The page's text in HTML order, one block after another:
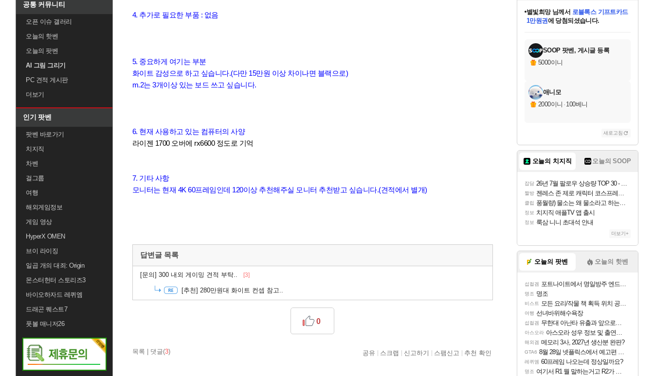
공통 커뮤니티
오픈 이슈 갤러리
오늘의 핫벤
오늘의 팟벤
AI 그림 그리기
PC 견적 게시판
더보기
인기 팟벤
팟벤 바로가기
치지직
차벤
걸그룹
여행
해외게임정보
게임 영상
HyperX OMEN
브이 라이징
일곱 개의 대죄: Origin
몬스터헌터 스토리즈3
바이오하자드 레퀴엠
드래곤 퀘스트7
풋볼 매니저26
4. 추가로 필요한 부품 : 없음
5. 중요하게 여기는 부분
화이트 감성으로 하고 싶습니다.(다만 15만원 이상 차이나면 블랙으로)
m.2는 3개이상 있는 보드 쓰고 싶습니다.
6. 현재 사용하고 있는 컴퓨터의 사양
라이젠 1700 오버에 rx6600 정도로 기억
7. 기타 사항
모니터는 현재 4K 60프레임인데 120이상 추천해주실 모니터 추천받고 싶습니다.(견적에서 별개)
답변글 목록
[문의] 300 내외 게이밍 견적 부탁.. [3]
[추천] 280만원대 화이트 컨셉 참고..
목록 댓글(3)
0
공유 스크랩 신고하기 스팸신고 추천 확인
교환.
당첨되셨습니다.
당첨되셨습니다.
당첨되셨습니다.
별빛희망님께서 로블록스 기프트카드
1만원권에 당첨되셨습니다.
당첨되셨습니다.
당첨되셨습니다.
당첨되셨습니다.
당첨되셨습니다.
에디션 (스팀코드) 를 교환.
당첨되셨습니다.
SOOP 팟벤, 게시글 등록
5000이니
애니모
2000이니 · 100베니
새로고침
오늘의 치지직 오늘의 SOOP
잡담 26년 7월 팔로우 상승량 TOP 30 - 월간 치지직
짤방 젠레스 존 제로 캐릭터 코스프레한 꽁주
클립 풍월량) 물소는 왜 물소라고 하는거야? 아! 그만 ㅋㅋ
정보 치지직 애플TV 앱 출시
정보 룩삼 니니 초대석 안내
더보기+
오늘의 팟벤 오늘의 핫벤
섭컬겜 포트나이트에서 명일방주 엔드필드 [펠리카] 판매 예정
명조 명조
비스트 모든 요리/작물 책 획득 위치 공략 (36개) - 미식가 도전과제
여행 선녀바위해수욕장
섭컬겜 무한대 아난타 유출과 앞으로의 예상 (루머)
아스오라 아스오라 성우 정보 및 출연작 모음
해외겜 메모리 3사, 2027년 생산분 완판?
GTA6 8월 28일 넷플릭스에서 예고편 공개 예정
레퀴엠 60프레임 나오는데 정상일까요?
명조 여기서 R1 뭘 말하는거고 R2가 뭘말하는걸까요?